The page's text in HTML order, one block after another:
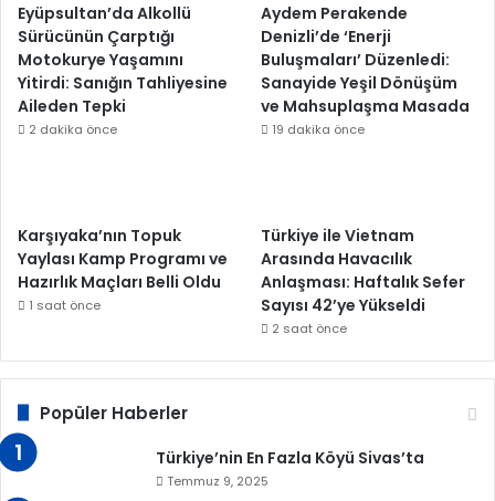
Eyüpsultan’da Alkollü
Sürücünün Çarptığı
Motokurye Yaşamını
Yitirdi: Sanığın Tahliyesine
Aileden Tepki
2 dakika önce
Aydem Perakende
Denizli’de ‘Enerji
Buluşmaları’ Düzenledi:
Sanayide Yeşil Dönüşüm
ve Mahsuplaşma Masada
19 dakika önce
Karşıyaka’nın Topuk
Yaylası Kamp Programı ve
Hazırlık Maçları Belli Oldu
1 saat önce
Türkiye ile Vietnam
Arasında Havacılık
Anlaşması: Haftalık Sefer
Sayısı 42’ye Yükseldi
2 saat önce
Popüler Haberler
Türkiye’nin En Fazla Köyü Sivas’ta
Temmuz 9, 2025